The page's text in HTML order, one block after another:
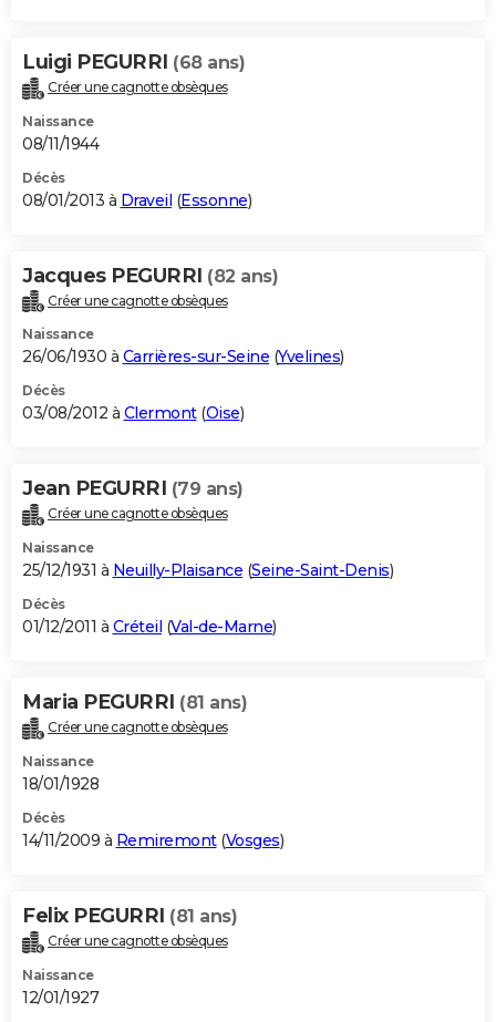
Luigi PEGURRI (68 ans)
Créer une cagnotte obsèques
Naissance
08/11/1944
Décès
08/01/2013 à Draveil (Essonne)
Jacques PEGURRI (82 ans)
Créer une cagnotte obsèques
Naissance
26/06/1930 à Carrières-sur-Seine (Yvelines)
Décès
03/08/2012 à Clermont(Oise)
Jean PEGURRI (79 ans)
Créer une cagnotte obsèques
Naissance
25/12/1931 à Neuilly-Plaisance (Seine-Saint-Denis)
Décès
01/12/2011 à Créteil (Val-de-Marne)
Maria PEGURRI (81 ans)
Créer une cagnotte obsèques
Naissance
18/01/1928
Décès
14/11/2009 à Remiremont(Vosges)
Felix PEGURRI (81 ans)
Créer une cagnotte obsèques
Naissance
12/01/1927